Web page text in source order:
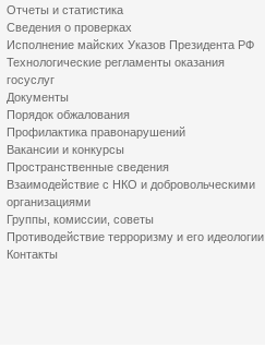
Отчеты и статистика
Сведения о проверках
Исполнение майских Указов Президента РФ
Технологические регламенты оказания
госуслуг
Документы
Порядок обжалования
Профилактика правонарушений
Вакансии и конкурсы
Пространственные сведения
Взаимодействие с НКО и добровольческими
организациями
Группы, комиссии, советы
Противодействие терроризму и его идеологии
Контакты